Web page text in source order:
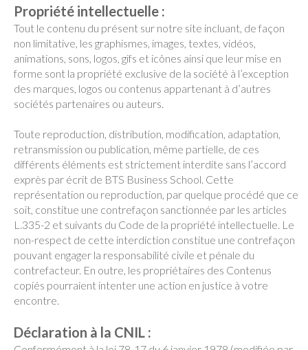
Propriété intellectuelle :
Tout le contenu du présent sur notre site incluant, de façon
non limitative, les graphismes, images, textes, vidéos,
animations, sons, logos, gifs et icônes ainsi que leur mise en
forme sont la propriété exclusive de la société à l’exception
des marques, logos ou contenus appartenant à d’autres
sociétés partenaires ou auteurs.
Toute reproduction, distribution, modification, adaptation,
retransmission ou publication, même partielle, de ces
différents éléments est strictement interdite sans l’accord
exprès par écrit de BTS Business School. Cette
représentation ou reproduction, par quelque procédé que ce
soit, constitue une contrefaçon sanctionnée par les articles
L.335-2 et suivants du Code de la propriété intellectuelle. Le
non-respect de cette interdiction constitue une contrefaçon
pouvant engager la responsabilité civile et pénale du
contrefacteur. En outre, les propriétaires des Contenus
copiés pourraient intenter une action en justice à votre
encontre.
Déclaration à la CNIL :